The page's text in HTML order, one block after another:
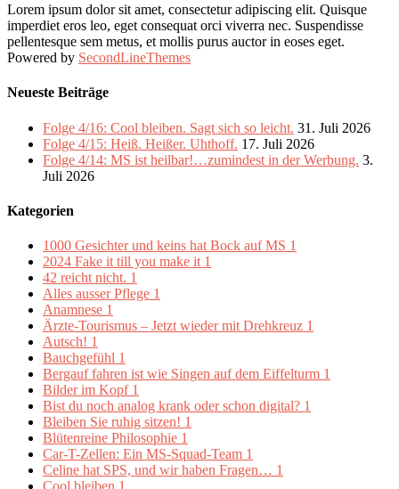
Lorem ipsum dolor sit amet, consectetur adipiscing elit. Quisque
imperdiet eros leo, eget consequat orci viverra nec. Suspendisse
pellentesque sem metus, et mollis purus auctor in eoses eget.
Powered by SecondLineThemes
Neueste Beiträge
Folge 4/16: Cool bleiben. Sagt sich so leicht. 31. Juli 2026
Folge 4/15: Heiß. Heißer. Uhthoff. 17. Juli 2026
Folge 4/14: MS ist heilbar!…zumindest in der Werbung. 3.
Juli 2026
Kategorien
1000 Gesichter und keins hat Bock auf MS 1
2024 Fake it till you make it 1
42 reicht nicht. 1
Alles ausser Pflege 1
Anamnese 1
Ärzte-Tourismus – Jetzt wieder mit Drehkreuz 1
Autsch! 1
Bauchgefühl 1
Bergauf fahren ist wie Singen auf dem Eiffelturm 1
Bilder im Kopf 1
Bist du noch analog krank oder schon digital? 1
Bleiben Sie ruhig sitzen! 1
Blütenreine Philosophie 1
Car-T-Zellen: Ein MS-Squad-Team 1
Celine hat SPS, und wir haben Fragen… 1
Cool bleiben 1